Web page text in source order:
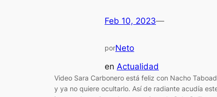
Feb 10, 2023—
porNeto
en Actualidad
Video Sara Carbonero está feliz con Nacho
y ya no quiere ocultarlo. Así de radiante acudía